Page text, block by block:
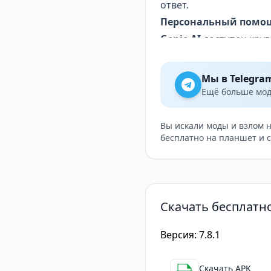
ответ.
Персональный
Genie AI доступен
вам быстрая справка
всегда под рукой.
Используйте Genie,
свою жизнь
Мы в
Ещё больше
Вы искали моды и взлом
бесплатно на планшет и
Скачать
Версия: 7.8.1
Скачать APK